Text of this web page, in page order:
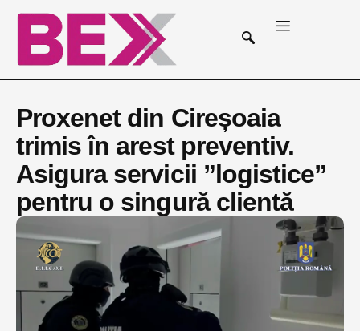
Proxenet din Cireșoaia
trimis în arest preventiv.
Asigura servicii ”logistice”
pentru o singură clientă